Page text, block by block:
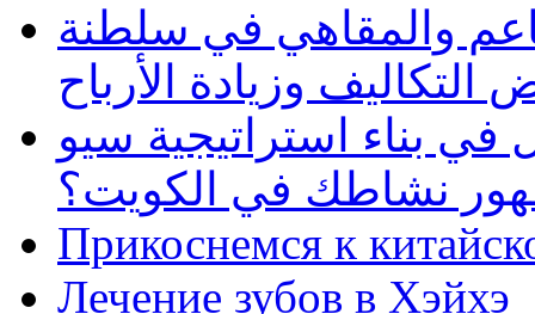
والمقاهي في سلطنة
وزيادة الأرباح
بناء استراتيجية سيو
نشاطك في الكويت؟
Прикоснемся к
Лечение зубов в Хэйхэ